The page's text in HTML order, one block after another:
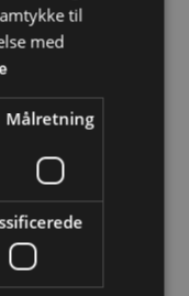
e
på
til
med
Målretning